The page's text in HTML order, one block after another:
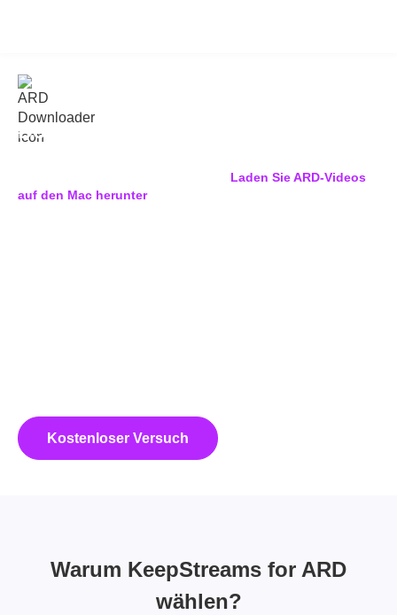
Download aus der ARD Mediathek
Laden Sie ARD-Videos
auf den Mac herunter
Kostenloser Versuch
Warum KeepStreams for ARD
wählen?